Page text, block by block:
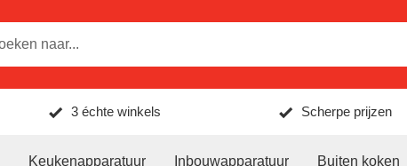
3 échte winkels Scherpe prijzen
Keukenapparatuur Inbouwapparatuur Buiten koken